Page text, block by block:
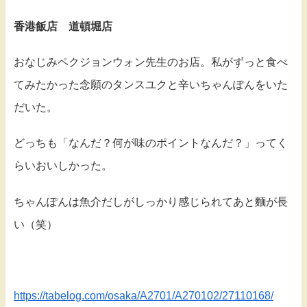
香港飯店 道頓堀店
おなじみペクジョンウォン先生のお店。私がずっと食べ
てみたかった念願のタンスユクと辛いちゃんぽんをいた
だいた。
どっちも「なんだ？何が味のポイントなんだ？」ってく
らいおいしかった。
ちゃんぽんは魚介だしがしっかり感じられてあと麵が長
い（笑）
https://tabelog.com/osaka/A2701/A270102/27110168/